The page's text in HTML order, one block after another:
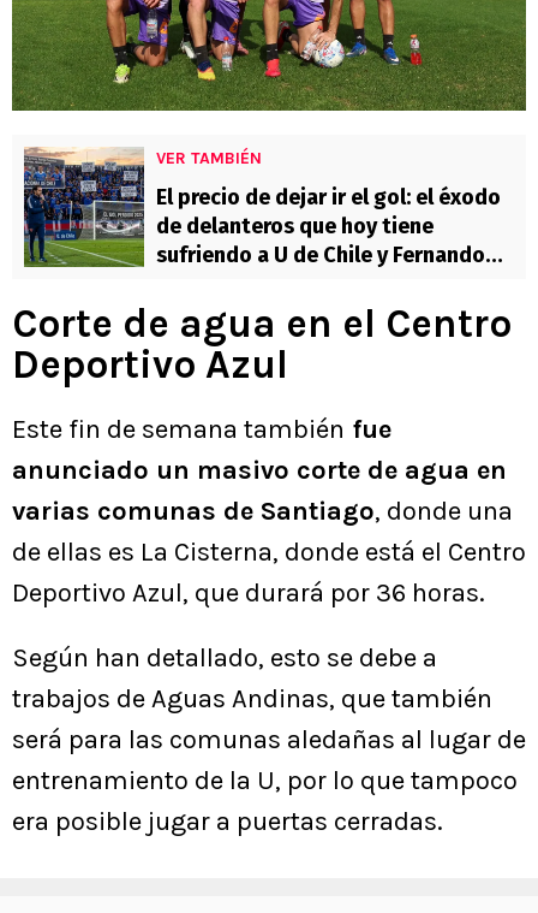
VER TAMBIÉN
El precio de dejar ir el gol: el éxodo
de delanteros que hoy tiene
sufriendo a U de Chile y Fernando
Corte de agua en el Centro
Deportivo Azul
Este fin de semana también fue
anunciado un masivo corte de agua en
varias comunas de Santiago, donde una
de ellas es La Cisterna, donde está el Centro
Deportivo Azul, que durará por 36 horas.
Según han detallado, esto se debe a
trabajos de Aguas Andinas, que también
será para las comunas aledañas al lugar de
entrenamiento de la U, por lo que tampoco
era posible jugar a puertas cerradas.